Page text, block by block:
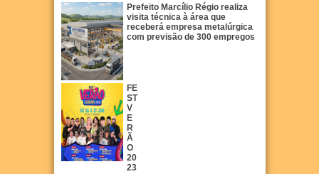
Prefeito Marcílio Régio realiza
visita técnica à área que
receberá empresa metalúrgica
com previsão de 300 empregos
FE
ST
V
E
R
Ã
O
20
23